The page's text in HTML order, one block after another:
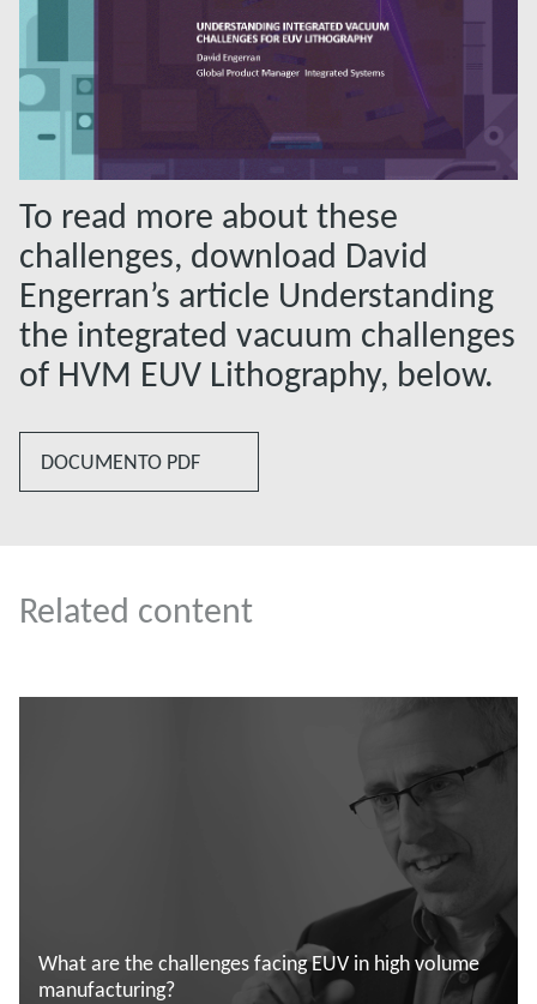
To read more about these
challenges, download David
Engerran’s article Understanding
the integrated vacuum challenges
of HVM EUV Lithography, below.
DOCUMENTO PDF
Related content
What are the challenges facing EUV in high volume
manufacturing?